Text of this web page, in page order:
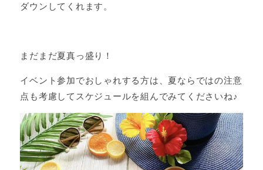
ダウンしてくれます。
まだまだ夏真っ盛り！
イベント参加でおしゃれする方は、夏ならではの注意
点も考慮してスケジュールを組んでみてくださいね♪